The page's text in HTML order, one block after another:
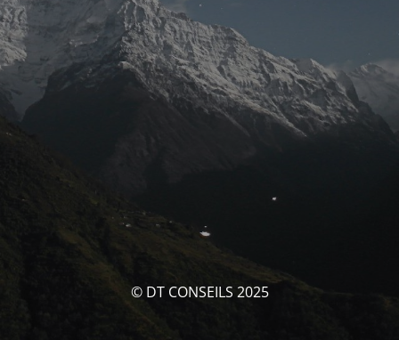
© DT CONSEILS 2025